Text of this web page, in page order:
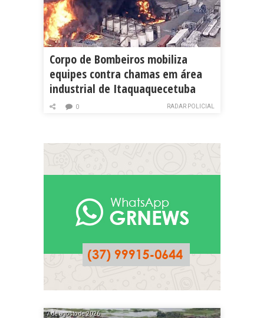
Corpo de Bombeiros mobiliza
equipes contra chamas em área
industrial de Itaquaquecetuba
RADAR POLICIAL
0
7 de agosto de 2026